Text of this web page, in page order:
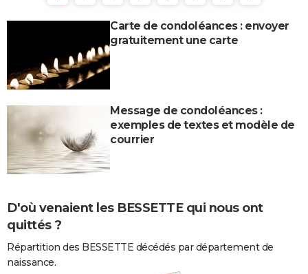
Carte de condoléances : envoyer
gratuitement une carte
Message de condoléances :
exemples de textes et modèle de
courrier
D'où venaient les BESSETTE qui nous ont
quittés ?
Répartition des BESSETTE décédés par département de
naissance.